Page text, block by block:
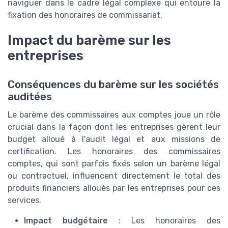
naviguer dans le cadre légal complexe qui entoure la
fixation des honoraires de commissariat.
Impact du barème sur les
entreprises
Conséquences du barème sur les sociétés
auditées
Le barème des commissaires aux comptes joue un rôle
crucial dans la façon dont les entreprises gèrent leur
budget alloué à l'audit légal et aux missions de
certification. Les honoraires des commissaires
comptes, qui sont parfois fixés selon un barème légal
ou contractuel, influencent directement le total des
produits financiers alloués par les entreprises pour ces
services.
Impact budgétaire : Les honoraires des